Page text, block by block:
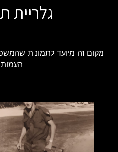
גלריית
מקום זה מיועד לתמונות